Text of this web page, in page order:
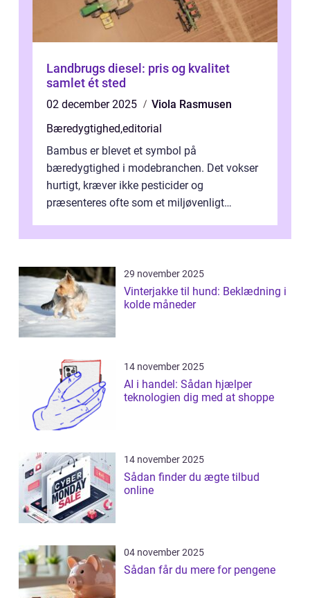
Landbrugs diesel: pris og kvalitet
samlet ét sted
02 december 2025
Viola Rasmusen
Bæredygtighed,editorial
Bambus er blevet et symbol på
bæredygtighed i modebranchen. Det vokser
hurtigt, kræver ikke pesticider og
præsenteres ofte som et miljøvenligt
29 november 2025
Vinterjakke til hund: Beklædning i
kolde måneder
14 november 2025
AI i handel: Sådan hjælper
teknologien dig med at shoppe
14 november 2025
Sådan finder du ægte tilbud
online
04 november 2025
Sådan får du mere for pengene